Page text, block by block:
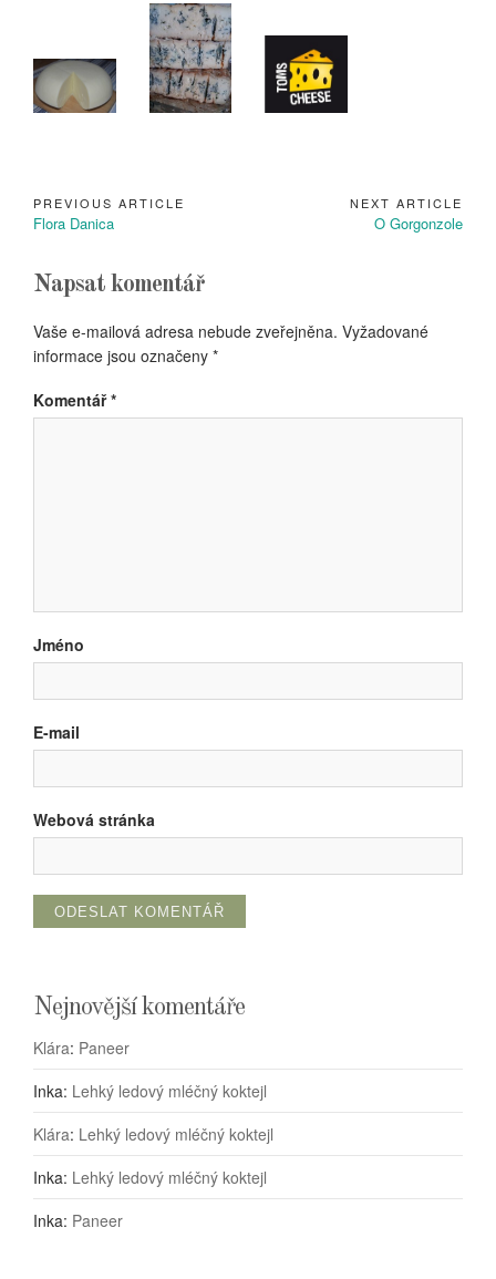
Navigace
příspěvek
PREVIOUS ARTICLE
Previous
Flora Danica
NEXT ARTICLE
Next
O Gorgonzole
Napsat komentář
Vaše e-mailová adresa nebude zveřejněna. Vyžadované
informace jsou označeny *
Komentář*
Jméno
E-mail
Webová stránka
Nejnovější komentáře
Klára: Paneer
Inka: Lehký ledový mléčný koktejl
Klára: Lehký ledový mléčný koktejl
Inka: Lehký ledový mléčný koktejl
Inka: Paneer